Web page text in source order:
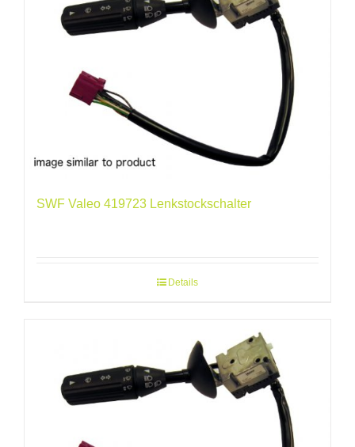
SWF Valeo 419723 Lenkstockschalter
Details